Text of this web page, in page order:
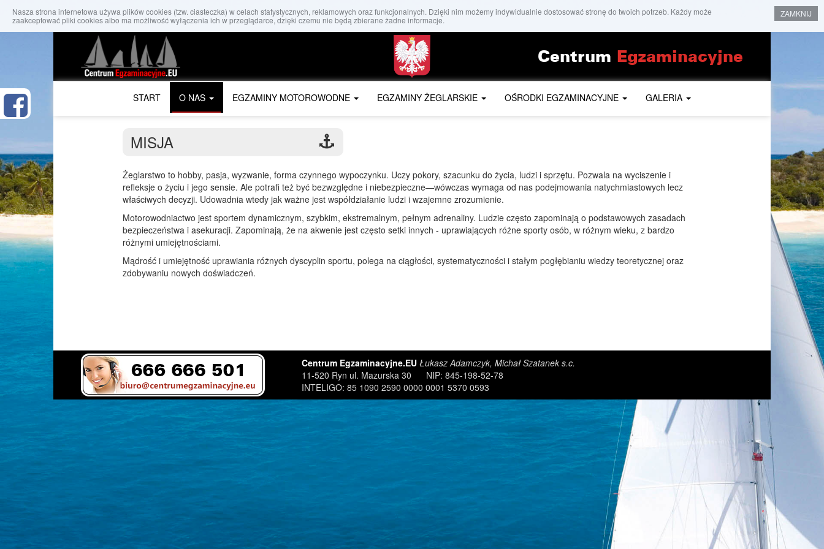
Nasza strona internetowa używa plików cookies (tzw. ciasteczka) w celach statystycznych, reklamowych oraz funkcjonalnych. Dzięki nim możemy indywidualnie dostosować stronę do twoich potrzeb. Każdy może
zaakceptować pliki cookies albo ma możliwość wyłączenia ich w przeglądarce, dzięki czemu nie będą zbierane żadne informacje.
ZAMKNIJ
Centrum Egzaminacyjne
START O NAS EGZAMINY MOTOROWODNE EGZAMINY ŻEGLARSKIE OŚRODKI EGZAMINACYJNE GALERIA
MISJA
Żeglarstwo to hobby, pasja, wyzwanie, forma czynnego wypoczynku. Uczy pokory, szacunku do życia, ludzi i sprzętu. Pozwala na wyciszenie i
refleksje o życiu i jego sensie. Ale potrafi też być bezwzględne i niebezpieczne—wówczas wymaga od nas podejmowania natychmiastowych lecz
właściwych decyzji. Udowadnia wtedy jak ważne jest współdziałanie ludzi i wzajemne zrozumienie.
Motorowodniactwo jest sportem dynamicznym, szybkim, ekstremalnym, pełnym adrenaliny. Ludzie często zapominają o podstawowych zasadach
bezpieczeństwa i asekuracji. Zapominają, że na akwenie jest często setki innych - uprawiających różne sporty osób, w różnym wieku, z bardzo
różnymi umiejętnościami.
Mądrość i umiejętność uprawiania różnych dyscyplin sportu, polega na ciągłości, systematyczności i stałym pogłębianiu wiedzy teoretycznej oraz
zdobywaniu nowych doświadczeń.
Centrum Egzaminacyjne.EU Łukasz Adamczyk, Michał Szatanek s.c.
11-520 Ryn ul. Mazurska 30 NIP: 845-198-52-78
INTELIGO: 85 1090 2590 0000 0001 5370 0593